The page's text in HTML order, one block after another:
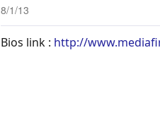
8/1/13
Bios link : http://